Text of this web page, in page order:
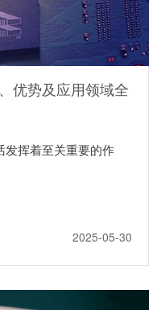
优势及应用领域全
发挥着至关重要的作
2025-05-30